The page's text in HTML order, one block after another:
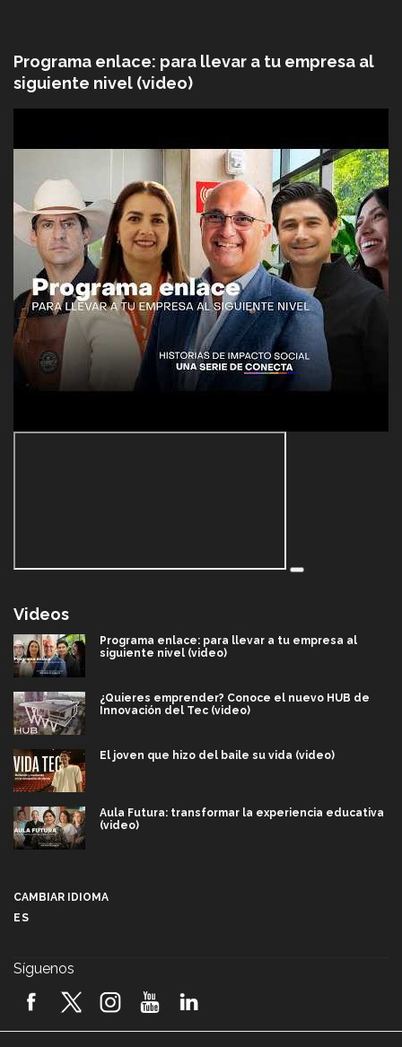
Programa enlace: para llevar a tu empresa al
siguiente nivel (video)
Videos
Programa enlace: para llevar a tu empresa al
siguiente nivel (video)
¿Quieres emprender? Conoce el nuevo HUB de
Innovación del Tec (video)
El joven que hizo del baile su vida (video)
Aula Futura: transformar la experiencia educativa
(video)
2026! (video)
CAMBIAR IDIOMA
ES
Síguenos